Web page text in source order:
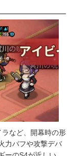
など、開幕時の形
力バフや攻撃デバ